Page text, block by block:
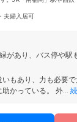
力です。また、周辺には
方もまずはご相談くださ
夫婦入居可
があり、バス停や駅
もあり、力も必要
かっている。 外...